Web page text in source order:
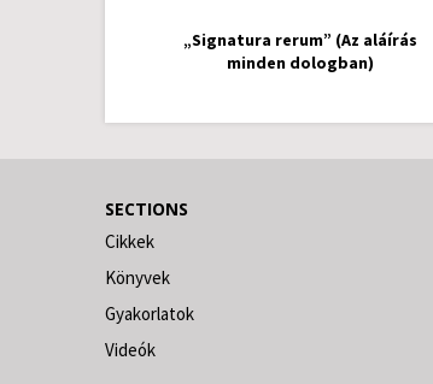
„Signatura rerum” (Az aláírás
minden dologban)
SECTIONS
Cikkek
Könyvek
Gyakorlatok
Videók